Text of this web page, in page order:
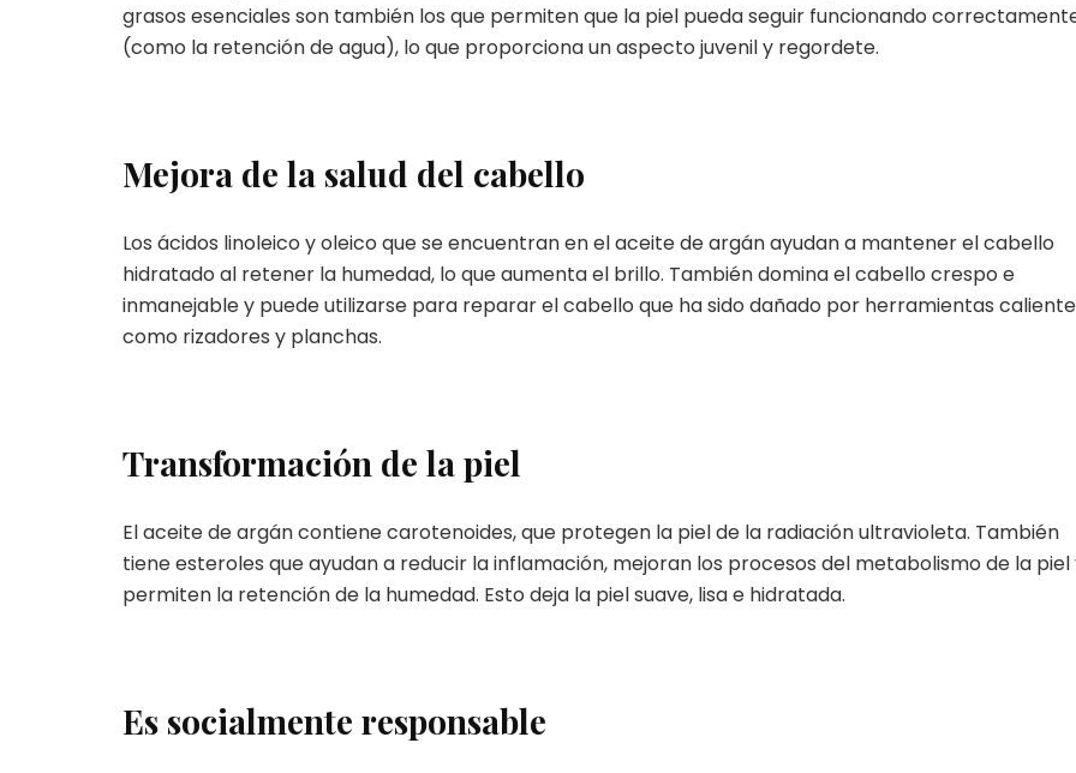
grasos esenciales son también los que permiten que la piel pueda seguir funcionando
(como la retención de agua), lo que proporciona un aspecto juvenil y regordete.
Mejora de la salud del cabello
Los ácidos linoleico y oleico que se encuentran en el aceite de argán ayudan a mantener el cabello
hidratado al retener la humedad, lo que aumenta el brillo. También domina el cabello crespo e
inmanejable y puede utilizarse para reparar el cabello que ha sido dañado por herramientas
como rizadores y planchas.
Transformación de la piel
El aceite de argán contiene carotenoides, que protegen la piel de la radiación ultravioleta. También
tiene esteroles que ayudan a reducir la inflamación, mejoran los procesos del metabolismo de la piel
permiten la retención de la humedad. Esto deja la piel suave, lisa e hidratada.
Es socialmente responsable